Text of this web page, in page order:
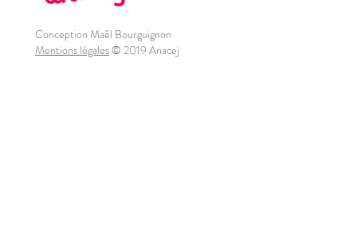
Conception Maël Bourguignon
Mentions légales© 2019 Anacej